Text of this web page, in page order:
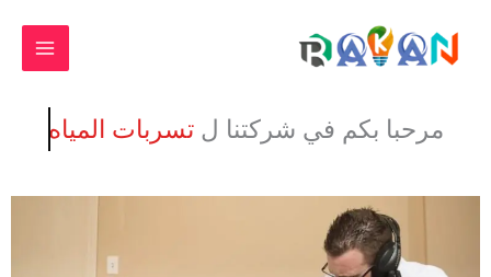
المحتوى
مرحبا بكم في شركتنا ل تسربات المياه